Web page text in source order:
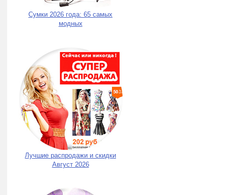
Сумки 2026 года: 65 самых
модных
Лучшие распродажи и скидки
Август 2026